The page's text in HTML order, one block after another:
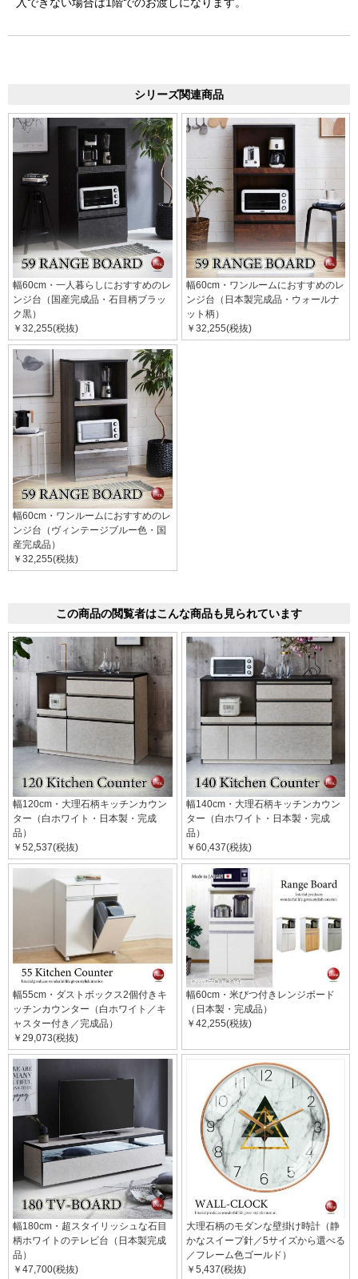
入できない場合は1階でのお渡しになります。
シリーズ関連商品
幅60cm・一人暮らしにおすすめのレ
ンジ台（国産完成品・石目柄ブラッ
ク黒）
￥32,255(税抜)
幅60cm・ワンルームにおすすめのレ
ンジ台（日本製完成品・ウォールナ
ット柄）
￥32,255(税抜)
幅60cm・ワンルームにおすすめのレ
ンジ台（ヴィンテージブルー色・国
産完成品）
￥32,255(税抜)
この商品の閲覧者はこんな商品も見られています
幅120cm・大理石柄キッチンカウン
ター（白ホワイト・日本製・完成
品）
￥52,537(税抜)
幅140cm・大理石柄キッチンカウン
ター（白ホワイト・日本製・完成
品）
￥60,437(税抜)
幅55cm・ダストボックス2個付きキ
ッチンカウンター（白ホワイト／キ
ャスター付き／完成品）
￥29,073(税抜)
幅60cm・米びつ付きレンジボード
（日本製・完成品）
￥42,255(税抜)
幅180cm・超スタイリッシュな石目
柄ホワイトのテレビ台（日本製完成
品）
￥47,700(税抜)
大理石柄のモダンな壁掛け時計（静
かなスイープ針／5サイズから選べる
／フレーム色ゴールド）
￥5,437(税抜)